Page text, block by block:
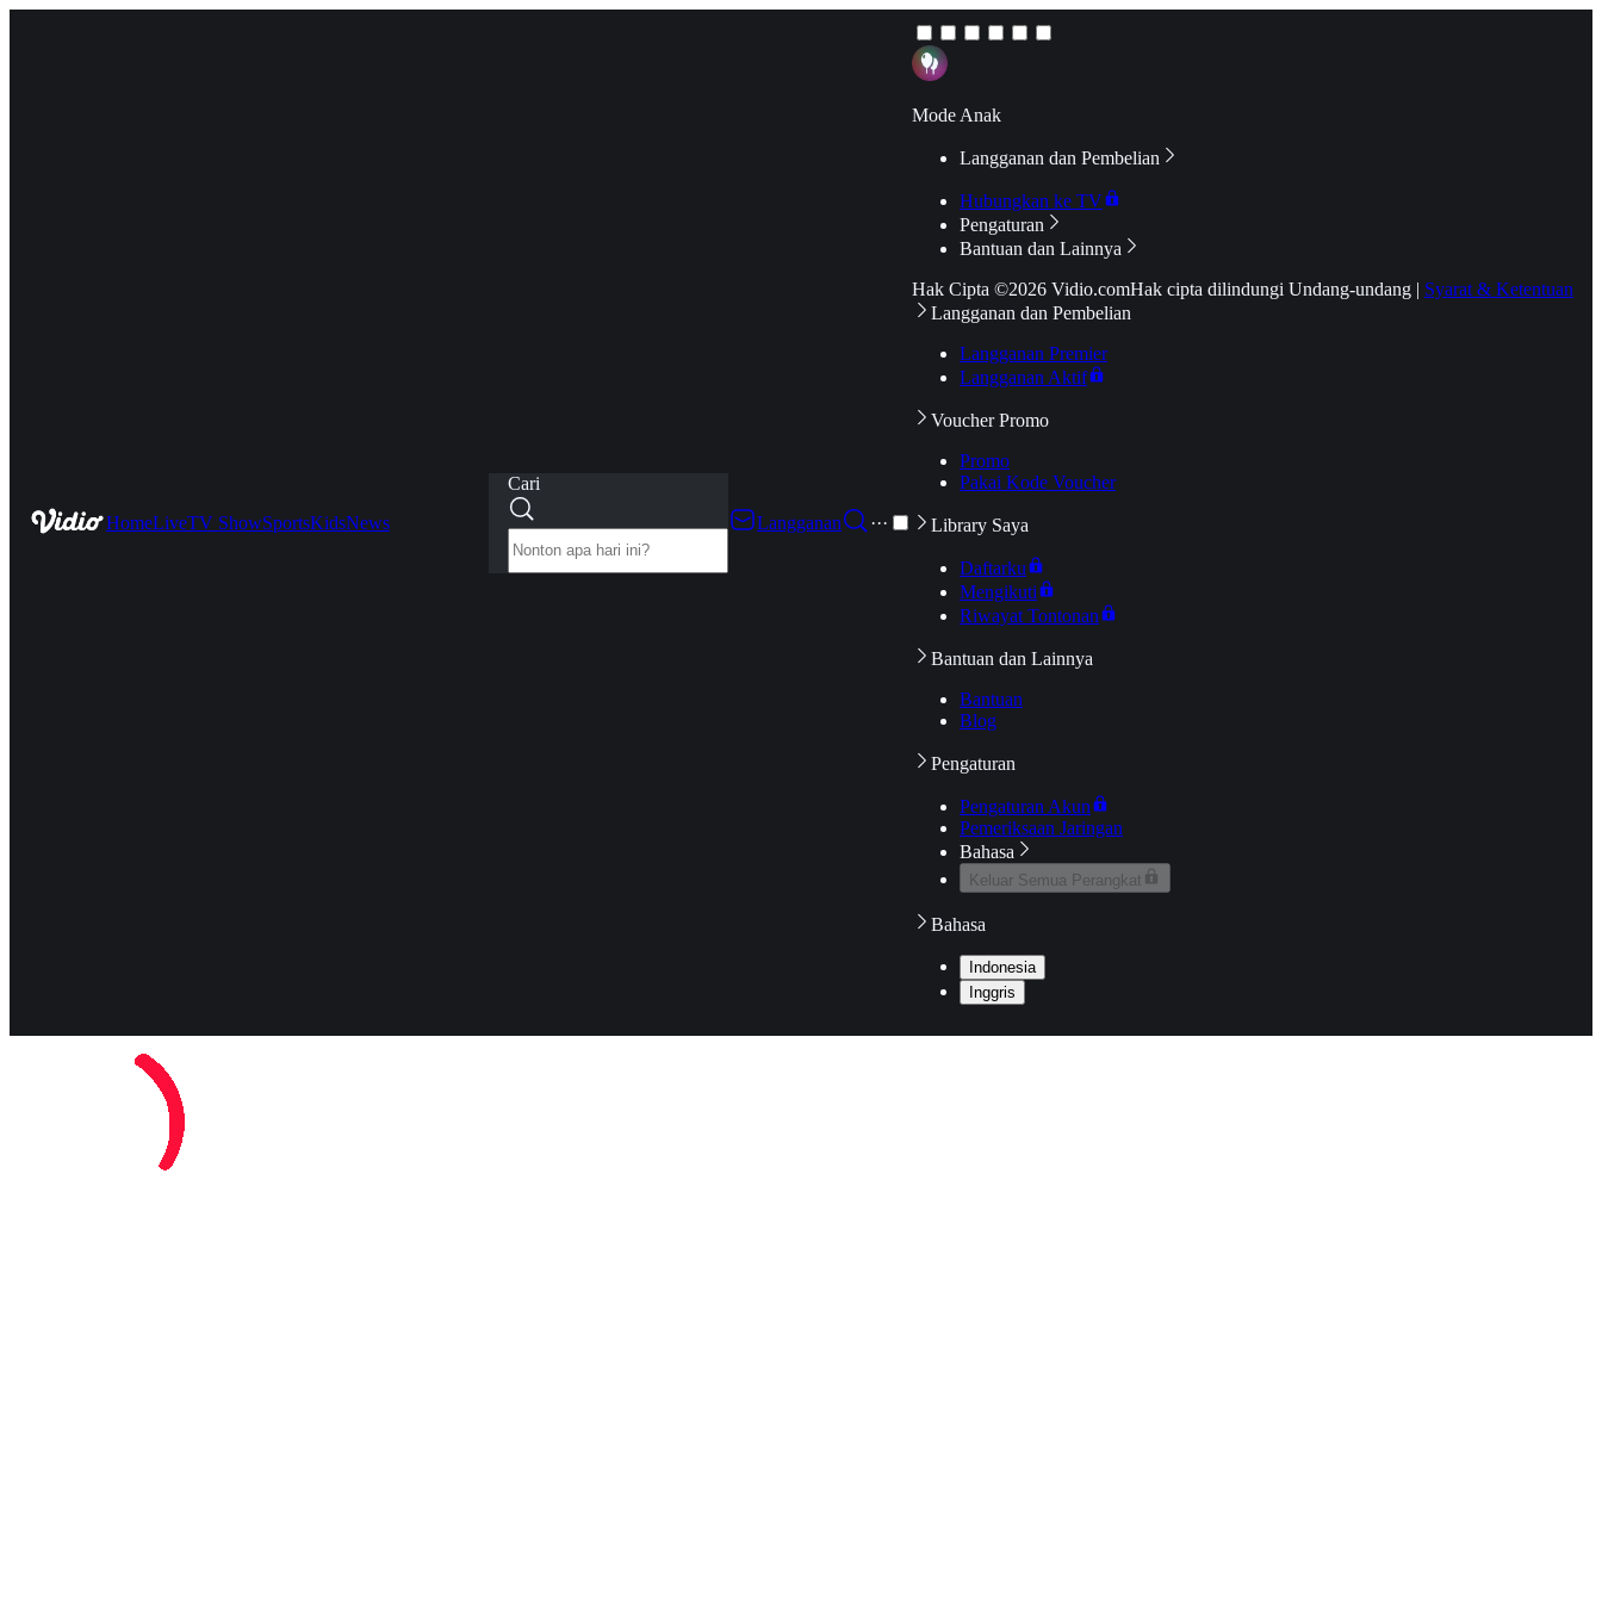
HomeLiveTV ShowSportsKidsNews
Cari
Langganan
···
Mode Anak
Langganan dan Pembelian
Hubungkan ke TV
Pengaturan
Bantuan dan Lainnya
Hak Cipta ©2026 Vidio.comHak cipta dilindungi Undang-undang | Syarat & Ketentuan
Langganan dan Pembelian
Langganan Premier
Langganan Aktif
Voucher Promo
Promo
Pakai Kode Voucher
Library Saya
Daftarku
Mengikuti
Riwayat Tontonan
Bantuan dan Lainnya
Bantuan
Blog
Pengaturan
Pengaturan Akun
Pemeriksaan Jaringan
Bahasa
Keluar Semua Perangkat
Bahasa
Indonesia
Inggris